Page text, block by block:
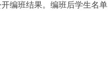
编班结果。编班后学生名单